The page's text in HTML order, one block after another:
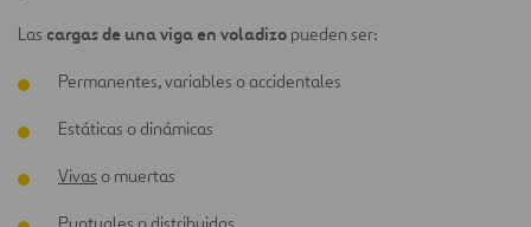
Las cargas de una viga en voladizo pueden ser:
Permanentes, variables o accidentales
Estáticas o dinámicas
Vivas o muertas